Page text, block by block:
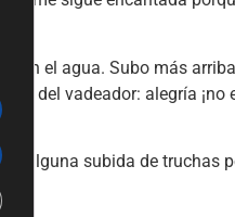
en el agua. Subo más
del vadeador: alegría ¡no
y alguna subida de truchas